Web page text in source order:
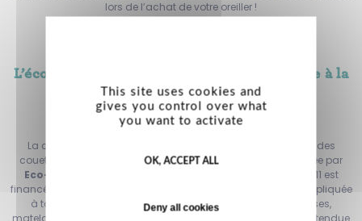
lors de l’achat de votre oreiller !
L’éco-participation : donner une seconde vie à la
literie
La collecte, le tri, le recyclage et la valorisation énergétique des
couettes, oreillers, coussins et surmatelas usagés est assurée par
Eco-mobilier
. Cet organisme à but non lucratif créé en 2011 est
financé par l’éco-participation, une contribution financière appliquée
à tous les
produits mobiliers vendus en France
: chaises,
matelas, canapés, armoire... Cette contribution s’est ensuite étendue
This site uses cookies and
gives you control over what
you want to activate
OK, ACCEPT ALL
Deny all cookies